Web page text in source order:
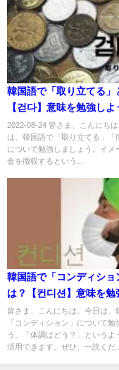
韓国語で「取り立てる」
【걷다】意味を勉強しよ
2022-08-24 皆さま、こんにちは
は、韓国語で「取り立てる」「
について勉強しましょう。イメ
金を徴収するという...
韓国語で「コンディショ
は？【컨디션】意味を勉
う！
皆さま、こんにちは。今日は、
「コンディション」について勉
う。「体調はどう？」というよ
活用できます。ぜひ、一読くだ...